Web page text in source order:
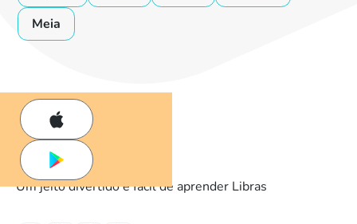
Meia
Um jeito divertido e fácil de aprender Libras